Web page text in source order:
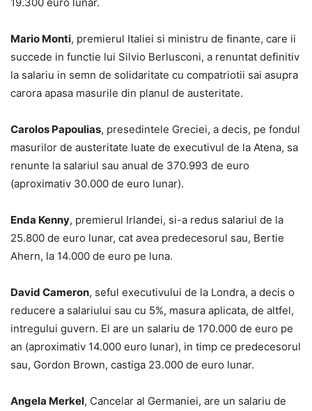
Mario Monti, premierul Italiei si ministru de finante, care ii
succede in functie lui Silvio Berlusconi, a renuntat definitiv
la salariu in semn de solidaritate cu compatriotii sai asupra
carora apasa masurile din planul de austeritate.
Carolos Papoulias, presedintele Greciei, a decis, pe fondul
masurilor de austeritate luate de executivul de la Atena, sa
renunte la salariul sau anual de 370.993 de euro
(aproximativ 30.000 de euro lunar).
Enda Kenny, premierul Irlandei, si-a redus salariul de la
25.800 de euro lunar, cat avea predecesorul sau, Bertie
Ahern, la 14.000 de euro pe luna.
David Cameron, seful executivului de la Londra, a decis o
reducere a salariului sau cu 5%, masura aplicata, de altfel,
intregului guvern. El are un salariu de 170.000 de euro pe
an (aproximativ 14.000 euro lunar), in timp ce predecesorul
sau, Gordon Brown, castiga 23.000 de euro lunar.
Angela Merkel, Cancelar al Germaniei, are un salariu de